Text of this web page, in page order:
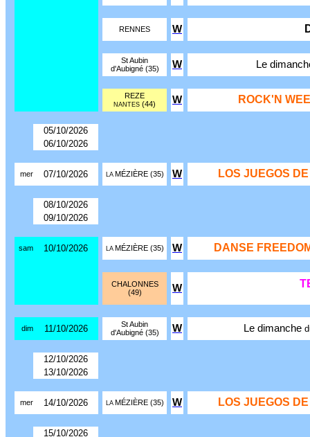
RENNES W
St Aubin
d'Aubigné (35)
W Le
REZE
NANTES (44) W ROCK'N
05/10/2026
06/10/2026
mer 07/10/2026 LA MÉZIÈRE (35) W LOS JUEGOS
08/10/2026
09/10/2026
sam 10/10/2026 LA MÉZIÈRE (35) W DANSE
CHALONNES
(49)
W
dim 11/10/2026
St Aubin
d'Aubigné (35)
W Le dimanche
12/10/2026
13/10/2026
mer 14/10/2026 LA MÉZIÈRE (35) W LOS JUEGOS
15/10/2026